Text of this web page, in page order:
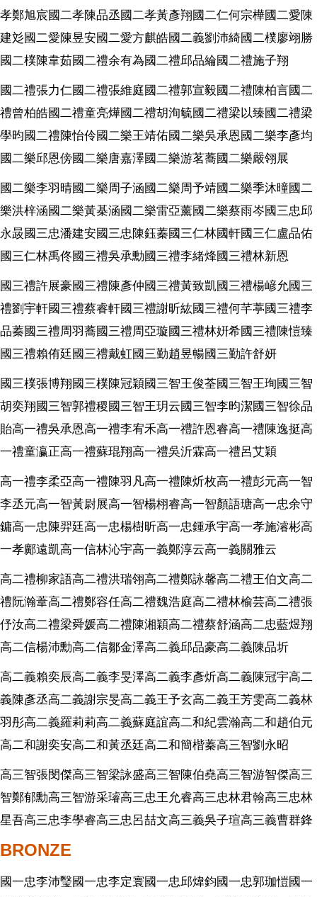
孝鄭旭宸國二孝陳品丞國二孝黃彥翔國二仁何宗樺國二愛陳
建彣國二愛陳昱安國二愛方麒皓國二義劉沛綺國二樸廖翊勝
國二樸陳韋茹國二禮余有為國二禮邱品綸國二禮施子翔
國二禮張力仁國二禮張維庭國二禮郭宣毅國二禮陳柏言國二
禮曾柏皓國二禮童亮燁國二禮胡洵毓國二禮梁以臻國二禮梁
學昀國二禮陳怡伶國二樂王靖佑國二樂吳承恩國二樂李彥均
國二樂邱恩傍國二樂唐嘉澤國二樂游茗蕎國二樂嚴翎展
國二樂李羽晴國二樂周子涵國二樂周予靖國二樂季沐曈國二
樂洪梓涵國二樂黃棊涵國二樂雷亞薰國二樂蔡雨岑國三忠邱
永晸國三忠潘建安國三忠陳鈺蓁國三仁林國軒國三仁盧品佑
國三仁林禹佟國三禮吳承勳國三禮李緒烽國三禮林新恩
國三禮許展豪國三禮陳彥仲國三禮黃致凱國三禮楊嵃允國三
禮劉宇軒國三禮蔡睿軒國三禮謝昕紘國三禮何芊葶國三禮李
品蓁國三禮周羽蕎國三禮周亞璇國三禮林姸希國三禮陳愷臻
國三禮賴侑廷國三禮戴虹國三勤趙昱暢國三勤許舒妍
國三樸張博翔國三樸陳冠穎國三智王俊荃國三智王珣國三智
胡奕翔國三智郭禮稷國三智王玥云國三智李昀潔國三智徐品
貽高一禮吳承恩高一禮李宥禾高一禮許恩睿高一禮陳逸挺高
一禮童瀛正高一禮蘇琨翔高一禮吳沂霖高一禮呂艾穎
高一禮李柔亞高一禮陳羽凡高一禮陳炘枚高一禮彭元高一智
李丞元高一智黃尉展高一智楊栩睿高一智顏語瑭高一忠余守
鏞高一忠陳羿廷高一忠楊樹昕高一忠鍾承宇高一孝施濬彬高
一孝鄺遠凱高一信林沁宇高一義鄭淳云高一義關雅云
高二禮柳家語高二禮洪瑞翎高二禮鄭詠馨高二禮王伯文高二
禮阮瀚葦高二禮鄭容任高二禮魏浩庭高二禮林榆芸高二禮張
伃汝高二禮梁舜媛高二禮陳湘穎高二禮蔡舒涵高二忠藍煜翔
高二信楊沛勳高二信鄒金澤高二義邱品豪高二義陳品圻
高二義賴奕辰高二義李旻澤高二義李彥炘高二義陳冠宇高二
義陳彥丞高二義謝宗旻高二義王予玄高二義王芳雯高二義林
羽彤高二義羅莉莉高二義蘇庭誼高二和紀雲瀚高二和趙伯元
高二和謝奕安高二和黃丞廷高二和簡楷蓁高三智劉永昭
高三智張閔傑高三智梁詠盛高三智陳伯堯高三智游智傑高三
智鄭郁勳高三智游采璿高三忠王允睿高三忠林君翰高三忠林
星吾高三忠李學睿高三忠呂喆文高三義吳子瑄高三義曹群鋒
BRONZE
國一忠李沛瑿國一忠李定寰國一忠邱煒鈞國一忠郭珈愷國一